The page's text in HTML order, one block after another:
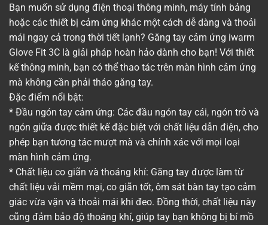
Bạn muốn sử dụng điện thoại thông minh, máy tính bảng
hoặc các thiết bị cảm ứng khác một cách dễ dàng và thoải
mái ngay cả trong thời tiết lạnh? Găng tay cảm ứng iwarm
Glove Fit 3C là giải pháp hoàn hảo dành cho bạn! Với thiết
kế thông minh, bạn có thể thao tác trên màn hình cảm ứng
mà không cần phải tháo găng tay.
Đặc điểm nổi bật:
* Đầu ngón tay cảm ứng: Các đầu ngón tay cái, ngón trỏ và
ngón giữa được thiết kế đặc biệt với chất liệu dẫn điện, cho
phép bạn tương tác mượt mà và chính xác với mọi loại
màn hình cảm ứng.
* Chất liệu co giãn và thoáng khí: Găng tay được làm từ
chất liệu vải mềm mại, co giãn tốt, ôm sát bàn tay tạo cảm
giác vừa vặn và thoải mái khi đeo. Đồng thời, chất liệu này
cũng đảm bảo độ thoáng khí, giúp tay bạn không bị bí mồ